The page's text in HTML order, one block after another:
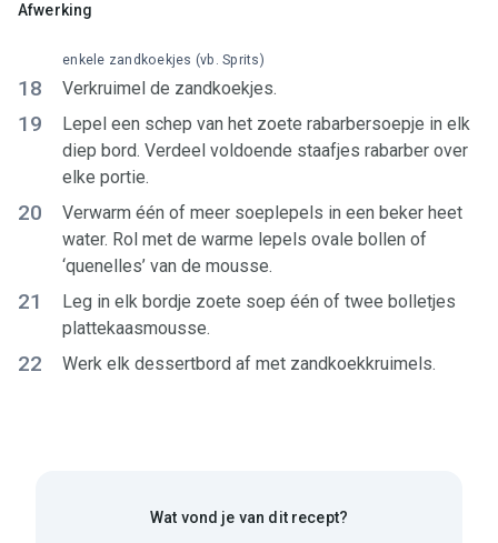
Afwerking
18 Verkruimel de zandkoekjes.
enkele zandkoekjes (vb. Sprits)
19
Lepel een schep van het zoete rabarbersoepje in elk
diep bord. Verdeel voldoende staafjes rabarber over
elke portie.
20
Verwarm één of meer soeplepels in een beker heet
water. Rol met de warme lepels ovale bollen of
‘quenelles’ van de mousse.
21
Leg in elk bordje zoete soep één of twee bolletjes
plattekaasmousse.
22 Werk elk dessertbord af met zandkoekkruimels.
Wat vond je van dit recept?